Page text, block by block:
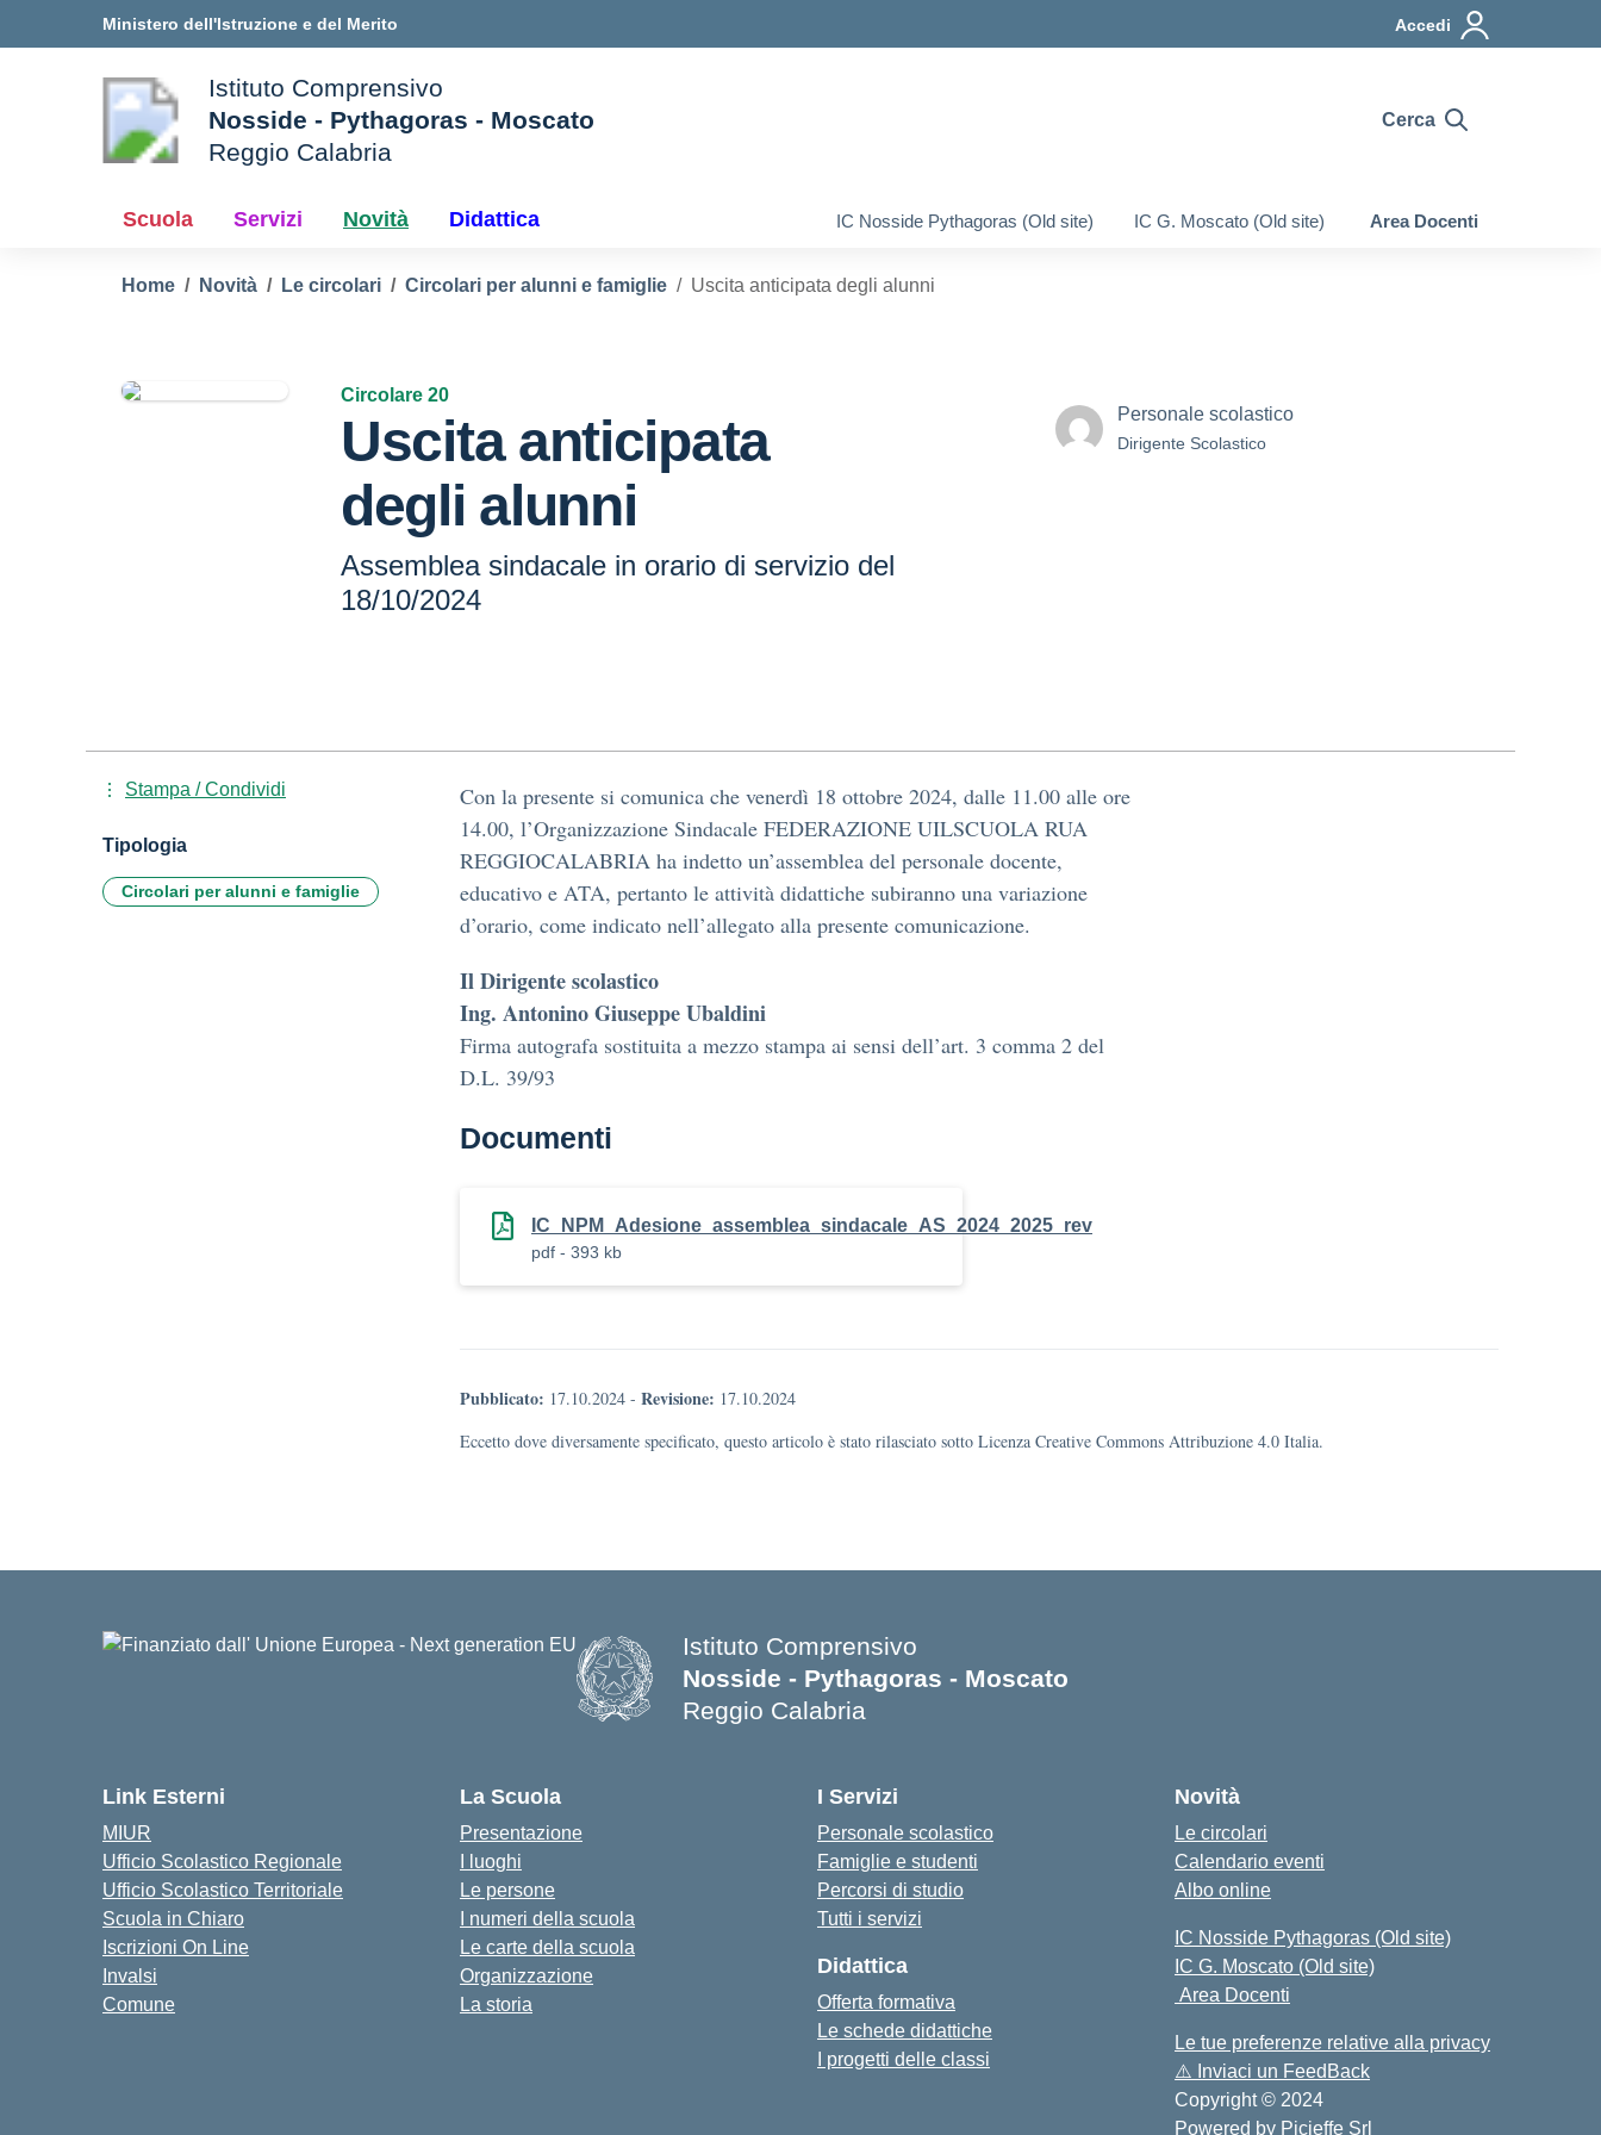
Ministero dell'Istruzione e del Merito Accedi
della scuola
Istituto Comprensivo
Nosside - Pythagoras - Moscato
Reggio Calabria
Cerca
Scuola Servizi Novità Didattica IC Nosside Pythagoras (Old site) IC G. Moscato (Old site) Area Docenti
Home Novità Le circolari Circolari per alunni e famiglie Uscita anticipata degli alunni
Circolare 20
Uscita anticipata
degli alunni
Assemblea sindacale in orario di servizio del
18/10/2024
Personale scolastico
Dirigente Scolastico
Con la presente si comunica che venerdì 18 ottobre 2024, dalle 11.00 alle ore
14.00, l’Organizzazione Sindacale FEDERAZIONE UILSCUOLA RUA
REGGIOCALABRIA ha indetto un’assemblea del personale docente,
educativo e ATA, pertanto le attività didattiche subiranno una variazione
d’orario, come indicato nell’allegato alla presente comunicazione.
Il Dirigente scolastico
Ing. Antonino Giuseppe Ubaldini
Firma autografa sostituita a mezzo stampa ai sensi dell’art. 3 comma 2 del
D.L. 39/93
Documenti
IC_NPM_Adesione_assemblea_sindacale_AS_2024_2025_rev
pdf - 393 kb
Pubblicato: 17.10.2024 - Revisione: 17.10.2024
Eccetto dove diversamente specificato, questo articolo è stato rilasciato sotto Licenza Creative Commons Attribuzione 4.0 Italia.
Stampa / Condividi
Tipologia
Circolari per alunni e famiglie
Istituto Comprensivo
Nosside - Pythagoras - Moscato
Reggio Calabria
Link Esterni
MIUR
Ufficio Scolastico Regionale
Ufficio Scolastico Territoriale
Scuola in Chiaro
Iscrizioni On Line
Invalsi
Comune
La Scuola
Presentazione
I luoghi
Le persone
I numeri della scuola
Le carte della scuola
Organizzazione
La storia
I Servizi
Personale scolastico
Famiglie e studenti
Percorsi di studio
Tutti i servizi
Didattica
Offerta formativa
Le schede didattiche
I progetti delle classi
Novità
Le circolari
Calendario eventi
Albo online
IC Nosside Pythagoras (Old site)
IC G. Moscato (Old site)
Area Docenti
Le tue preferenze relative alla privacy
⚠️ Inviaci un FeedBack
Copyright © 2024
Powered by Picieffe Srl